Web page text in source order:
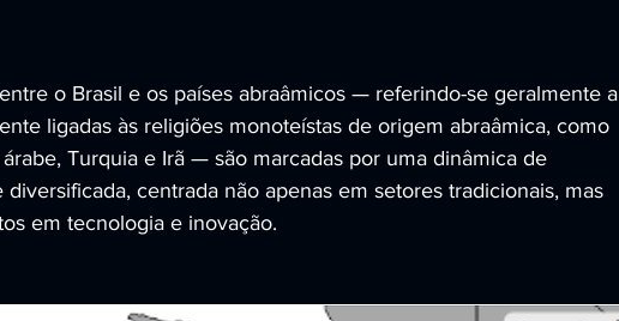
o Brasil e os países abraâmicos — referindo-se geralmente a
ligadas às religiões monoteístas de origem abraâmica, como
Turquia e Irã — são marcadas por uma dinâmica de
centrada não apenas em setores tradicionais, mas
em tecnologia e inovação.